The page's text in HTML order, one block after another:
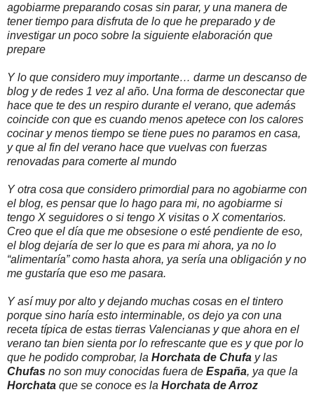
agobiarme preparando cosas sin parar, y una manera de
tener tiempo para disfruta de lo que he preparado y de
investigar un poco sobre la siguiente elaboración que
prepare
Y lo que considero muy importante… darme un descanso de
blog y de redes 1 vez al año. Una forma de desconectar que
hace que te des un respiro durante el verano, que además
coincide con que es cuando menos apetece con los calores
cocinar y menos tiempo se tiene pues no paramos en casa,
y que al fin del verano hace que vuelvas con fuerzas
renovadas para comerte al mundo
Y otra cosa que considero primordial para no agobiarme con
el blog, es pensar que lo hago para mi, no agobiarme si
tengo X seguidores o si tengo X visitas o X comentarios.
Creo que el día que me obsesione o esté pendiente de eso,
el blog dejaría de ser lo que es para mi ahora, ya no lo
“alimentaría” como hasta ahora, ya sería una obligación y no
me gustaría que eso me pasara.
Y así muy por alto y dejando muchas cosas en el tintero
porque sino haría esto interminable, os dejo ya con una
receta típica de estas tierras Valencianas y que ahora en el
verano tan bien sienta por lo refrescante que es y que por lo
que he podido comprobar, la Horchata de Chufa y las
Chufas no son muy conocidas fuera de España, ya que la
Horchata que se conoce es la Horchata de Arroz